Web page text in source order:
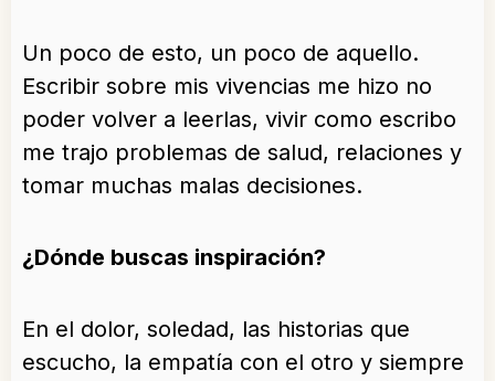
Un poco de esto, un poco de aquello.
Escribir sobre mis vivencias me hizo no
poder volver a leerlas, vivir como escribo
me trajo problemas de salud, relaciones y
tomar muchas malas decisiones.
¿Dónde buscas inspiración?
En el dolor, soledad, las historias que
escucho, la empatía con el otro y siempre